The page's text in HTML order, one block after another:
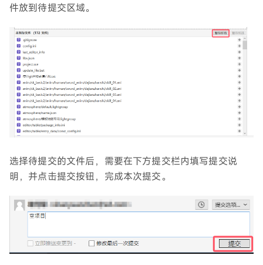
件放到待提交区域。
选择待提交的文件后，需要在下方提交栏内填写提交说
明，并点击提交按钮，完成本次提交。